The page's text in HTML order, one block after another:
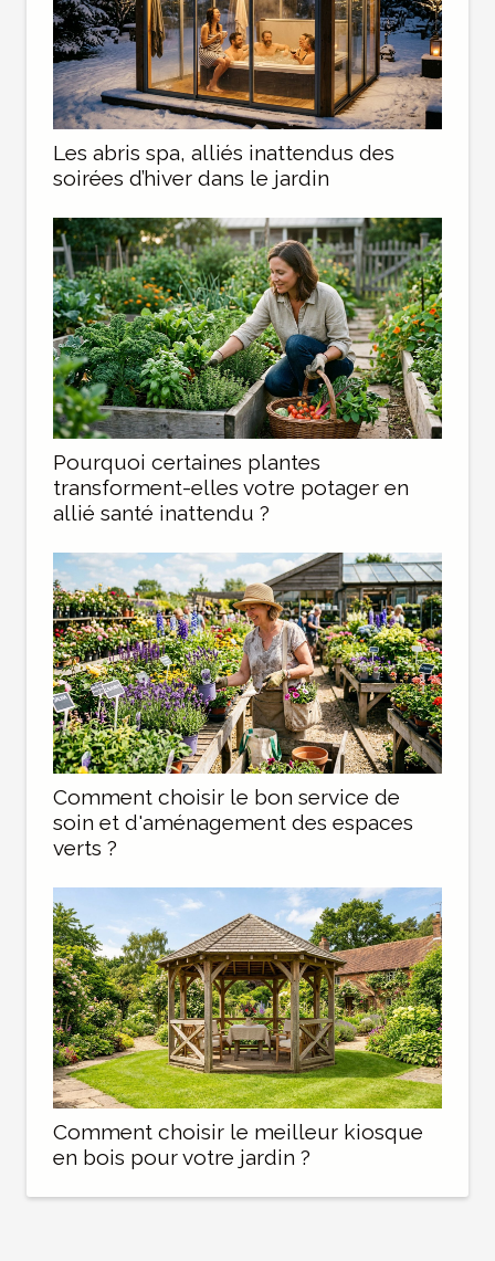
Les abris spa, alliés inattendus des
soirées d’hiver dans le jardin
Pourquoi certaines plantes
transforment-elles votre potager en
allié santé inattendu ?
Comment choisir le bon service de
soin et d'aménagement des espaces
verts ?
Comment choisir le meilleur kiosque
en bois pour votre jardin ?